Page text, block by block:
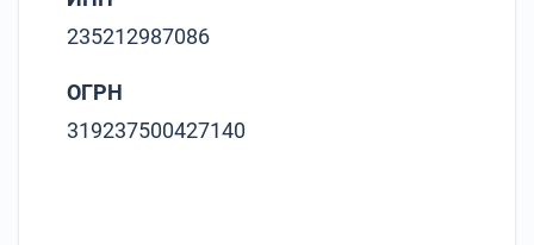
235212987086
ОГРН
319237500427140